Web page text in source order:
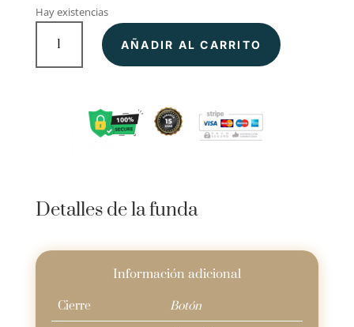
Hay existencias
Funda
AÑADIR AL CARRITO
Detalles de la funda
Información adicional
Cierre Botón